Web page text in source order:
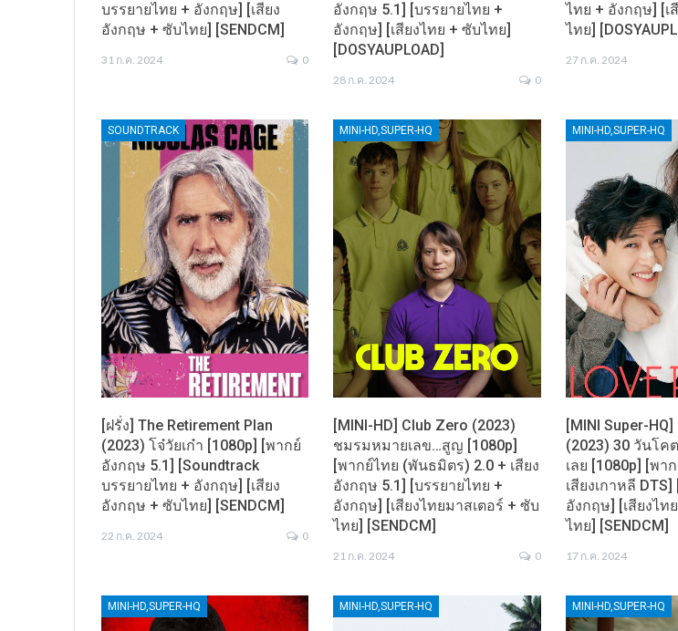
บรรยายไทย + อังกฤษ] [เสียง
อังกฤษ + ซับไทย] [SENDCM]
31 ก.ค. 2024 0
อังกฤษ 5.1] [บรรยายไทย +
อังกฤษ] [เสียงไทย + ซับไทย]
[DOSYAUPLOAD]
28 ก.ค. 2024 0
ไทย + อังกฤษ] [เ
ไทย]
27 ก.ค. 2024
SOUNDTRACK
[ฝรั่ง] The Retirement Plan
(2023) โจ๋วัยเก๋า [1080p] [พากย์
อังกฤษ 5.1] [Soundtrack
บรรยายไทย + อังกฤษ] [เสียง
อังกฤษ + ซับไทย] [SENDCM]
22 ก.ค. 2024 0
MINI-HD,SUPER-HQ
[MINI-HD] Club Zero (2023)
ชมรมหมายเลข…สูญ [1080p]
[พากย์ไทย (พันธมิตร) 2.0 + เสียง
อังกฤษ 5.1] [บรรยายไทย +
อังกฤษ] [เสียงไทยมาสเตอร์ + ซับ
ไทย] [SENDCM]
21 ก.ค. 2024 0
MINI-HD,SUPER-HQ
[MINI Super-
(2023) 30 วันโค
เลย [1080p] [พา
เสียงเกาหลี
อังกฤษ] [เสียงไท
ไทย] [SENDCM]
17 ก.ค. 2024
MINI-HD,SUPER-HQ MINI-HD,SUPER-HQ MINI-HD,SUPER-HQ